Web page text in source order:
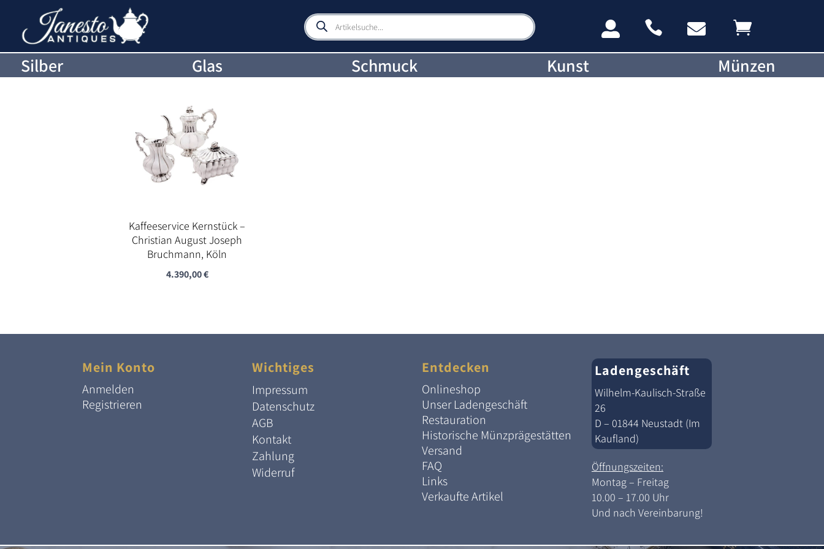
Products
search    
Silber Glas Schmuck Kunst Münzen
Kaffeeservice Kernstück –
Christian August Joseph
Bruchmann, Köln
4.390,00€
Mein Konto
Anmelden
Registrieren
Wichtiges
Impressum
Datenschutz
AGB
Kontakt
Zahlung
Widerruf
Entdecken
Onlineshop
Unser Ladengeschäft
Restauration
Historische Münzprägestätten
Versand
FAQ
Links
Verkaufte Artikel
Ladengeschäft
Wilhelm-Kaulisch-Straße
26
D – 01844 Neustadt (Im
Kaufland)
Öffnungszeiten:
Montag – Freitag
10.00 – 17.00 Uhr
Und nach Vereinbarung!